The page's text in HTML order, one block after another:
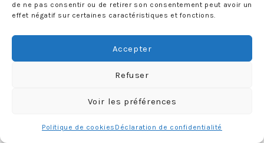
de ne pas consentir ou de retirer son consentement peut avoir un
effet négatif sur certaines caractéristiques et fonctions.
Accepter
Refuser
Voir les préférences
Politique de cookies Déclaration de confidentialité